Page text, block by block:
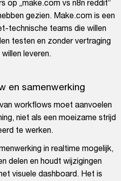
op „make.com vs n8n reddit”
gezien. Make.com is een
technische teams die willen
testen en zonder vertraging
leveren.
en samenwerking
workflows moet aanvoelen
niet als een moeizame strijd
te werken.
in realtime mogelijk,
delen en houdt wijzigingen
visuele dashboard. Het is